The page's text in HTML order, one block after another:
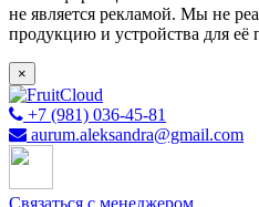
не является рекламой. Мы не
продукцию и устройства для её
×
+7 (981) 036-45-81
aurum.aleksandra@gmail.com
Связаться с менеджером.